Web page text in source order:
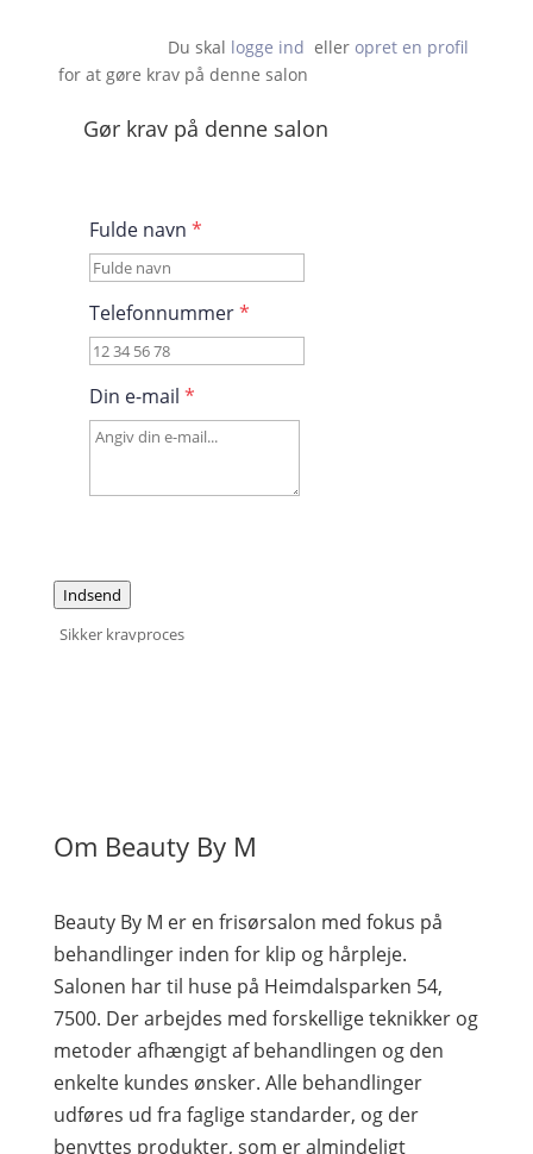
Du skal logge ind eller opret en profil
for at gøre krav på denne salon
Gør krav på denne salon
Fulde navn *
Telefonnummer*
Din e-mail *
Indsend
Sikker kravproces
Om Beauty By M
Beauty By M er en frisørsalon med fokus på
behandlinger inden for klip og hårpleje.
Salonen har til huse på Heimdalsparken 54,
7500. Der arbejdes med forskellige teknikker og
metoder afhængigt af behandlingen og den
enkelte kundes ønsker. Alle behandlinger
udføres ud fra faglige standarder, og der
benyttes produkter, som er almindeligt